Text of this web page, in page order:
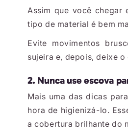
Assim que você chegar
tipo de material é bem
Evite movimentos
sujeira e, depois, deixe
2. Nunca use escova
Mais uma das dicas
hora de higienizá-lo.
a cobertura brilhante do